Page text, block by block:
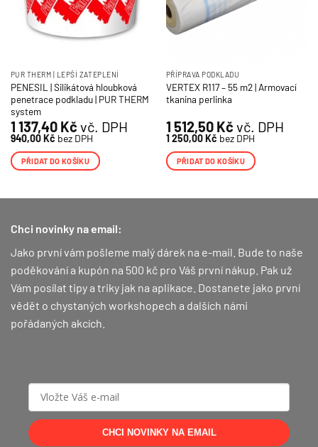
PUR THERM | LEPŠÍ ZATEPLENÍ
PENESIL | Silikátová hloubková
penetrace podkladu | PUR THERM
system
1 137,40 Kč vč. DPH
940,00Kč bez DPH
PŘIDAT DO KOŠÍKU
PŘÍPRAVA PODKLADU
VERTEX R117 – 55 m2 | Armovací
tkanina perlinka
1 512,50 Kč vč. DPH
1 250,00Kč bez DPH
PŘIDAT DO KOŠÍKU
Chci novinky na email:
Jako první vám pošleme malý dárek na e-mail. Bude to naše
poděkování a kupón na 500 kč pro Váš první nákup. Pak už
Vám posílat tipy a triky jak na aplikace. Dostanete jako první
vědět o chystaných workshopech a dalších námi
pořádaných akcích.
CHCI NOVINKY NA EMAIL